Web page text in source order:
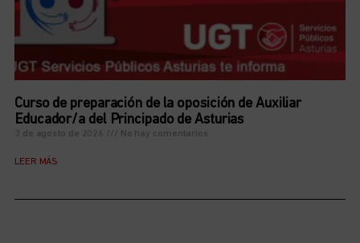
Curso de preparación de la oposición de Auxiliar
Educador/a del Principado de Asturias
3 de agosto de 2026 No hay comentarios
LEER MÁS